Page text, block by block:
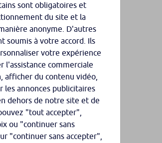
est...
sont obligatoires et
du site et la
anonyme. D'autres
soumis à votre accord. Ils
votre expérience
l'assistance commerciale
afficher du contenu vidéo,
les annonces publicitaires
dehors de notre site et de
"tout accepter",
ou "continuer sans
"continuer sans accepter",